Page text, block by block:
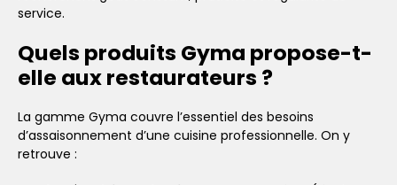
service.
Quels produits Gyma propose-t-
elle aux restaurateurs ?
La gamme Gyma couvre l’essentiel des besoins
d’assaisonnement d’une cuisine professionnelle. On y
retrouve :